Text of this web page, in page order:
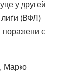
у другей
лиґи (ВФЛ)
поражени є
Марко